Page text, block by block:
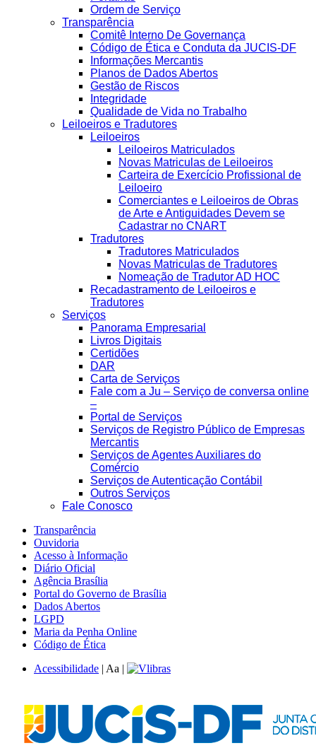
Ordem de Serviço
Transparência
Comitê Interno De Governança
Código de Ética e Conduta da JUCIS-DF
Informações Mercantis
Planos de Dados Abertos
Gestão de Riscos
Integridade
Qualidade de Vida no Trabalho
Leiloeiros e Tradutores
Leiloeiros
Leiloeiros Matriculados
Novas Matriculas de Leiloeiros
Carteira de Exercício Profissional de
Leiloeiro
Comerciantes e Leiloeiros de Obras
de Arte e Antiguidades Devem se
Cadastrar no CNART
Tradutores
Tradutores Matriculados
Novas Matriculas de Tradutores
Nomeação de Tradutor AD HOC
Recadastramento de Leiloeiros e
Tradutores
Serviços
Panorama Empresarial
Livros Digitais
Certidões
DAR
Carta de Serviços
Fale com a Ju – Serviço de conversa online
–
Portal de Serviços
Serviços de Registro Público de Empresas
Mercantis
Serviços de Agentes Auxiliares do
Comércio
Serviços de Autenticação Contábil
Outros Serviços
Fale Conosco
Transparência
Ouvidoria
Acesso à Informação
Diário Oficial
Agência Brasília
Portal do Governo de Brasília
Dados Abertos
LGPD
Maria da Penha Online
Código de Ética
Acessibilidade | Aa |